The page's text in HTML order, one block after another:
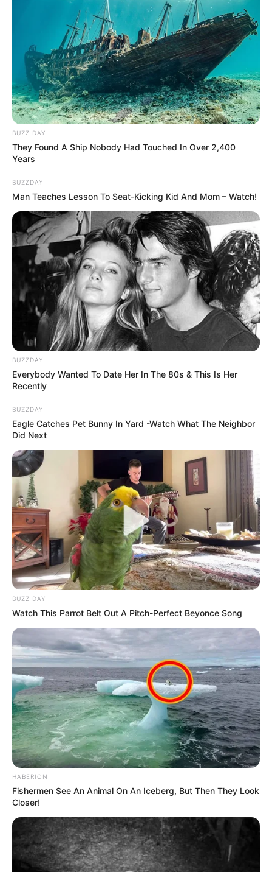
BUZZ DAY
They Found A Ship Nobody Had Touched In Over 2,400
Years
BUZZDAY
Man Teaches Lesson To Seat-Kicking Kid And Mom – Watch!
BUZZDAY
Everybody Wanted To Date Her In The 80s & This Is Her
Recently
BUZZDAY
Eagle Catches Pet Bunny In Yard -Watch What The Neighbor
Did Next
BUZZ DAY
Watch This Parrot Belt Out A Pitch-Perfect Beyonce Song
HABERION
Fishermen See An Animal On An Iceberg, But Then They Look
Closer!